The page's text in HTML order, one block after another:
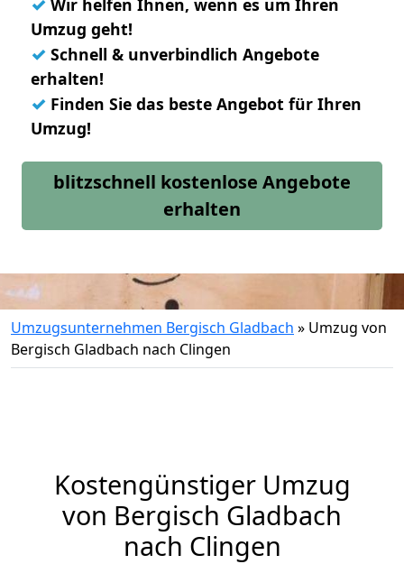
Wir helfen Ihnen, wenn es um Ihren
Umzug geht!
✓ Schnell & unverbindlich Angebote
erhalten!
✓ Finden Sie das beste Angebot für Ihren
Umzug!
blitzschnell kostenlose Angebote
erhalten
Umzugsunternehmen Bergisch Gladbach » Umzug von
Bergisch Gladbach nach Clingen
Kostengünstiger Umzug
von Bergisch Gladbach
nach Clingen